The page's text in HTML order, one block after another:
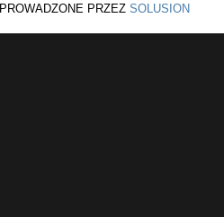
PROWADZONE PRZEZ SOLUSION